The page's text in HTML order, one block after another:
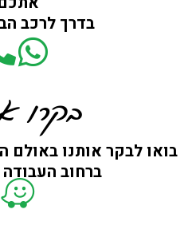
בדרך לרכב
בקרו
בואו לבקר אותנו באולם
ברחוב העבודה 1, אשדוד